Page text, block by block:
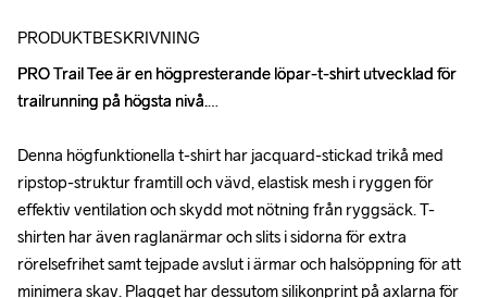
PRODUKTBESKRIVNING
PRO Trail Tee är en högpresterande löpar-t-shirt utvecklad för
trailrunning på högsta nivå.
Denna högfunktionella t-shirt har jacquard-stickad trikå med
ripstop-struktur framtill och vävd, elastisk mesh i ryggen för
effektiv ventilation och skydd mot nötning från ryggsäck. T-
shirten har även raglanärmar och slits i sidorna för extra
rörelsefrihet samt tejpade avslut i ärmar och halsöppning för att
minimera skav. Plagget har dessutom silikonprint på axlarna för
PRO Trail Tee är en högpresterande löpar-t-shirt utvecklad för
trailrunning på högsta nivå.
Denna högfunktionella t-shirt har jacquard-stickad trikå med
ripstop-struktur framtill och vävd, elastisk mesh i ryggen för
effektiv ventilation och skydd mot nötning från ryggsäck. T-
shirten har även raglanärmar och slits i sidorna för extra
rörelsefrihet samt tejpade avslut i ärmar och halsöppning för att
minimera skav. Plagget har dessutom silikonprint på axlarna för